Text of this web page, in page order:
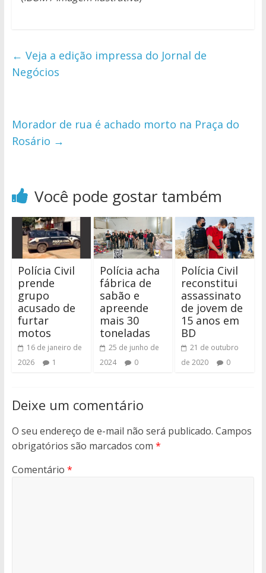
← Veja a edição impressa do Jornal de
Negócios
Morador de rua é achado morto na Praça do
Rosário →
Você pode gostar também
Polícia Civil
prende
grupo
acusado de
furtar
motos
16 de janeiro de
2026
1
Polícia acha
fábrica de
sabão e
apreende
mais 30
toneladas
25 de junho de
2024
0
Polícia Civil
reconstitui
assassinato
de jovem de
15 anos em
BD
21 de outubro
de 2020
0
Deixe um comentário
O seu endereço de e-mail não será publicado. Campos
obrigatórios são marcados com *
Comentário *